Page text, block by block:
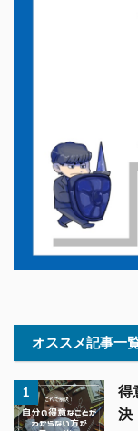
オススメ記事一
1
得
決